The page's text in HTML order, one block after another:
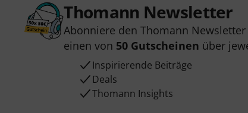
Thomann Newsletter
Abonniere den Thomann
einen von 50 Gutscheinen über
Inspirierende Beiträge
Deals
Thomann Insights